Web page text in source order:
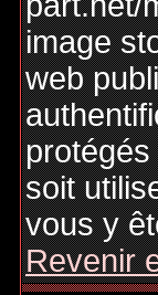
image
web
soit
vous y
Revenir